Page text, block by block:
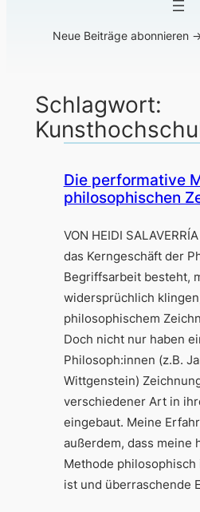
Neue Beiträge abonnieren
Schlagwort:
Die performative
philosophischen
VON HEIDI
das Kerngeschäft der
Begriffsarbeit besteht,
widersprüchlich
philosophischem
Doch nicht nur haben
Philosoph:innen (z.B.
Wittgenstein)
verschiedener Art in
eingebaut. Meine
außerdem, dass meine
Methode
ist und überraschende